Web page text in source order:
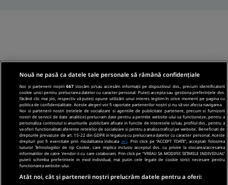
Nouă ne pasă ca datele tale personale să rămână confidențiale
Noi și partenerii noștri667 stocăm și/sau accesăm informații pe dispozitivul dvs., precum identificatorii
cookie unici pentru prelucrarea datelor cu caracter personal. Puteți accepta sau gestiona preferințele dvs.
făcând clic mai jos, respectiv vă puteți opune utilizării unui interes legitim în orice moment pe pagina cu
politica de confidențialitate. Aceste alegeri vor fi raportate partenerilor noștri și nu vă vor afecta navigarea.
Noi si partenerii nostri (retelele de socializare si agentiile de publicitate partenere, precum si furnizorii
nostri de servicii de date analitice) prelucram date pentru a permite website-ului sa functioneze, pentru a
personaliza continutul si anunturile publicitare afisate in functie de interesele si/sau profilul dvs., pentru a
va oferi functionalitati aferente retelelor de socializare si pentru a analiza traficul pe website. Beneficiati de
drepturile prevazute de art. 15-22 din GDPR in legatura cu prelucrarea datelor cu caracter personal. Aceste
drepturi pot fi exercitate prin modalitatea indicata aici . Prin click pe “ACCEPT TOATE”, acceptati folosirea
tuturor Tehnologiilor de tip Cookie, care implica inclusiv acceptul dvs. cu privire la stocarea/accesarea
informatiilor de catre Vendor-ii cu care colaboram. Prin click pe “VREAU SA MODIFIC SETARILE INDIVIDUAL”
puteti schimba preferintele in mod individual, mai putin cele legate de cookie strict necesare pentru
functionarea website-ului.
Atât noi, cât și partenerii noștri prelucrăm datele pentru a oferi: